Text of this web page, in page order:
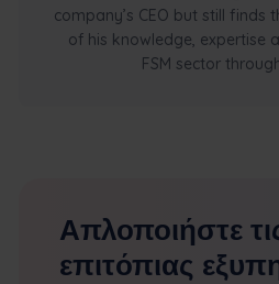
company’s CEO but still finds
of his knowledge, expertise
FSM sector
Απλοποιήστε
επιτόπιας